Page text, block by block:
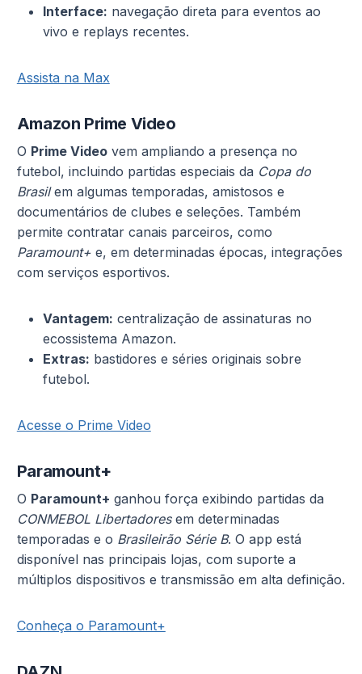
Interface: navegação direta para eventos ao
vivo e replays recentes.
Assista na Max
Amazon Prime Video
O Prime Videovem ampliando a presença no
futebol, incluindo partidas especiais da Copa do
Brasilem algumas temporadas, amistosos e
documentários de clubes e seleções. Também
permite contratar canais parceiros, como
Paramount+e, em determinadas épocas, integrações
com serviços esportivos.
Vantagem: centralização de assinaturas no
ecossistema Amazon.
Extras: bastidores e séries originais sobre
futebol.
Acesse o Prime Video
Paramount+
O Paramount+ ganhou força exibindo partidas da
CONMEBOL Libertadoresem determinadas
temporadas e o Brasileirão Série B. O app está
disponível nas principais lojas, com suporte a
múltiplos dispositivos e transmissão em alta definição.
Conheça o Paramount+